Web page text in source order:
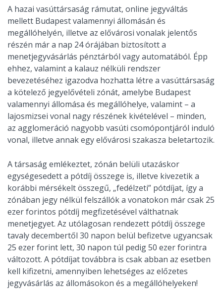
A hazai vasúttársaság rámutat, online jegyváltás
mellett Budapest valamennyi állomásán és
megállóhelyén, illetve az elővárosi vonalak jelentős
részén már a nap 24 órájában biztosított a
menetjegyvásárlás pénztárból vagy automatából. Épp
ehhez, valamint a kalauz nélküli rendszer
bevezetéséhez igazodva hozhatta létre a vasúttársaság
a kötelező jegyelővételi zónát, amelybe Budapest
valamennyi állomása és megállóhelye, valamint – a
lajosmizsei vonal nagy részének kivételével – minden,
az agglomeráció nagyobb vasúti csomópontjáról induló
vonal, illetve annak egy elővárosi szakasza beletartozik.
A társaság emlékeztet, zónán belüli utazáskor
egységesedett a pótdíj összege is, illetve kivezetik a
korábbi mérsékelt összegű, „fedélzeti” pótdíjat, így a
zónában jegy nélkül felszállók a vonatokon már csak 25
ezer forintos pótdíj megfizetésével válthatnak
menetjegyet. Az utólagosan rendezett pótdíj összege
tavaly decembertől 30 napon belül befizetve ugyancsak
25 ezer forint lett, 30 napon túl pedig 50 ezer forintra
változott. A pótdíjat továbbra is csak abban az esetben
kell kifizetni, amennyiben lehetséges az előzetes
jegyvásárlás az állomásokon és a megállóhelyeken!